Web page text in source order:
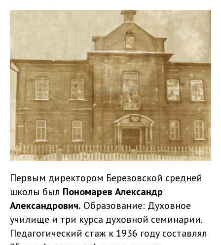
Первым директором Березовской средней
школы был Пономарев Александр
Александрович. Образование: Духовное
училище и три курса духовной семинарии.
Педагогический стаж к 1936 году составлял